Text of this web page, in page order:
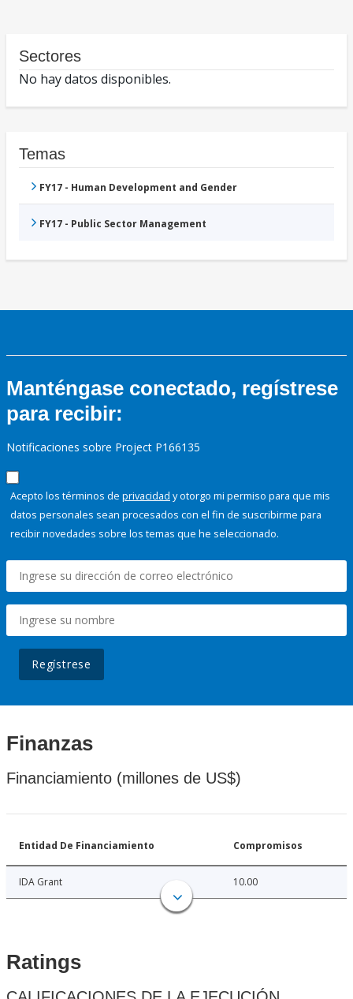
Sectores
No hay datos disponibles.
Temas
FY17 - Human Development and Gender
FY17 - Public Sector Management
Manténgase conectado, regístrese
para recibir:
Notificaciones sobre Project P166135
Acepto los términos de privacidad y otorgo mi permiso para que mis
datos personales sean procesados con el fin de suscribirme para
recibir novedades sobre los temas que he seleccionado.
Regístrese
Finanzas
Financiamiento (millones de US$)
Entidad De Financiamiento Compromisos
IDA Grant 10.00
Ratings